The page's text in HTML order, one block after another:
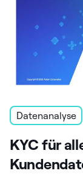
Datenanalyse
KYC für